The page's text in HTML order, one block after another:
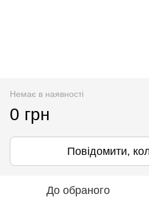
Немає в наявності
0 грн
Повідомити,
До обраного